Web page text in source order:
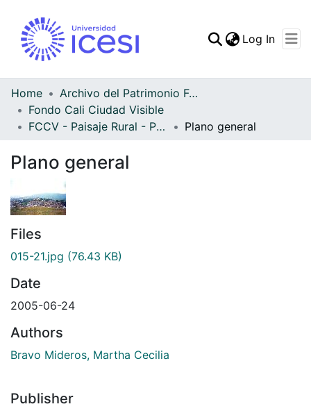
Log In
Home
Archivo del Patrimonio Fotográfico y Fílmico del Valle del Cauca
Fondo Cali Ciudad Visible
FCCV - Paisaje Rural - Patrimonial
Plano general
Plano general
Files
015-21.jpg (76.43 KB)
Date
2005-06-24
Authors
Bravo Mideros, Martha Cecilia
Publisher